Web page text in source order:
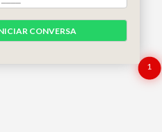
1
CONVERSA